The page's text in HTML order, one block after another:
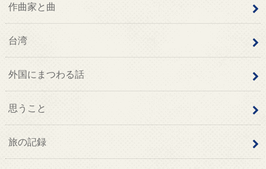
作曲家と曲
台湾
外国にまつわる話
思うこと
旅の記録